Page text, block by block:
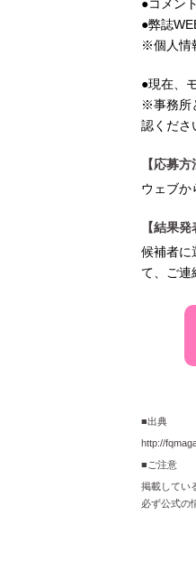
●コメン
●弊誌
※個人情
●現在、
※事務所
認くださ
【応募方
ウェブか
【結果発
候補者に
て、ご連
■出典
http://
■ご注意
掲載してい
必ず公式の